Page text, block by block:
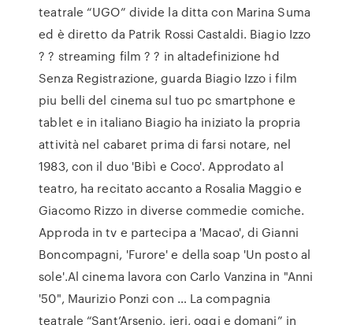
teatrale “UGO” divide la ditta con Marina Suma
ed è diretto da Patrik Rossi Castaldi. Biagio Izzo
? ? streaming film ? ? in altadefinizione hd
Senza Registrazione, guarda Biagio Izzo i film
piu belli del cinema sul tuo pc smartphone e
tablet e in italiano Biagio ha iniziato la propria
attività nel cabaret prima di farsi notare, nel
1983, con il duo 'Bibì e Coco'. Approdato al
teatro, ha recitato accanto a Rosalia Maggio e
Giacomo Rizzo in diverse commedie comiche.
Approda in tv e partecipa a 'Macao', di Gianni
Boncompagni, 'Furore' e della soap 'Un posto al
sole'.Al cinema lavora con Carlo Vanzina in "Anni
'50", Maurizio Ponzi con … La compagnia
teatrale “Sant’Arsenio, ieri, oggi e domani” in